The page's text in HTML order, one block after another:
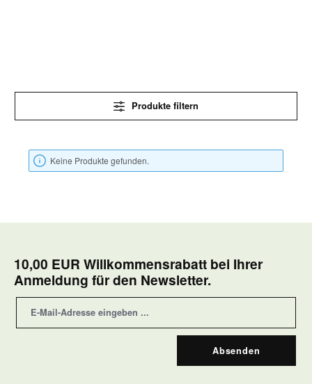
Produkte filtern
Keine Produkte gefunden.
10,00 EUR Willkommensrabatt bei Ihrer
Anmeldung für den Newsletter.
Absenden